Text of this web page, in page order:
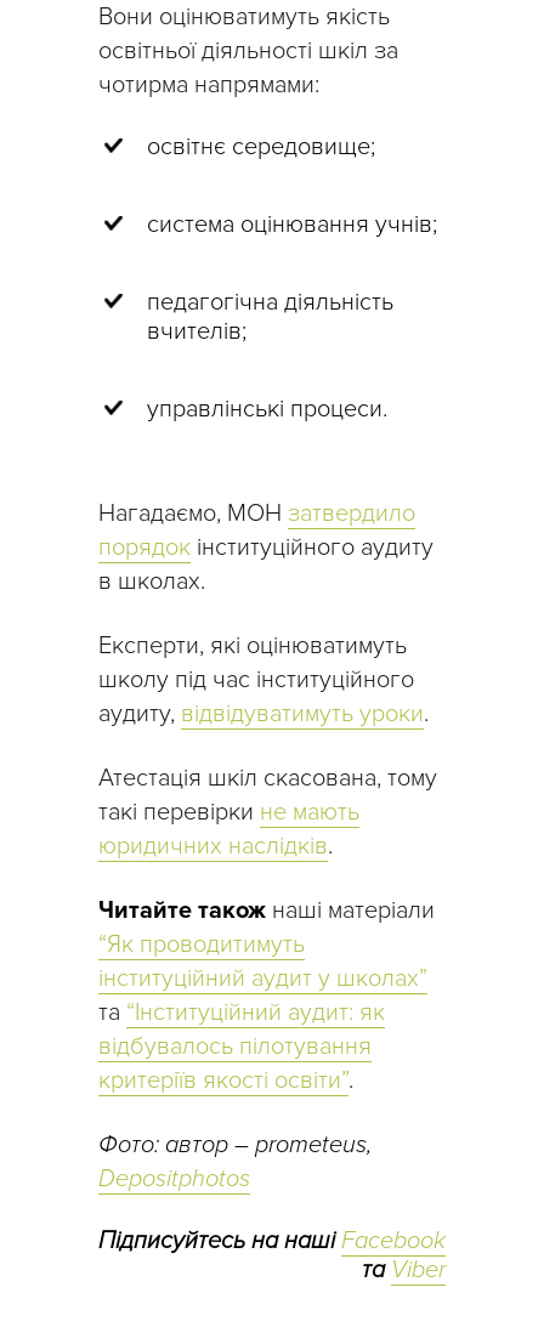
Вони оцінюватимуть якість
освітньої діяльності шкіл за
чотирма напрямами:
освітнє середовище;
система оцінювання учнів;
педагогічна діяльність
вчителів;
управлінські процеси.
Нагадаємо, МОН затвердило
порядок інституційного аудиту
в школах.
Експерти, які оцінюватимуть
школу під час інституційного
аудиту, відвідуватимуть уроки.
Атестація шкіл скасована, тому
такі перевірки не мають
юридичних наслідків.
Читайте також наші матеріали
“Як проводитимуть
інституційний аудит у школах”
та “Інституційний аудит: як
відбувалось пілотування
критеріїв якості освіти”.
Фото: автор – prometeus,
Depositphotos
Підписуйтесь на нашіFacebook
та Viber